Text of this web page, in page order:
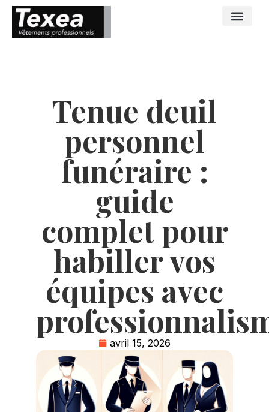
Tenue deuil
personnel
funéraire :
guide
complet pour
habiller vos
équipes avec
avril 15, 2026